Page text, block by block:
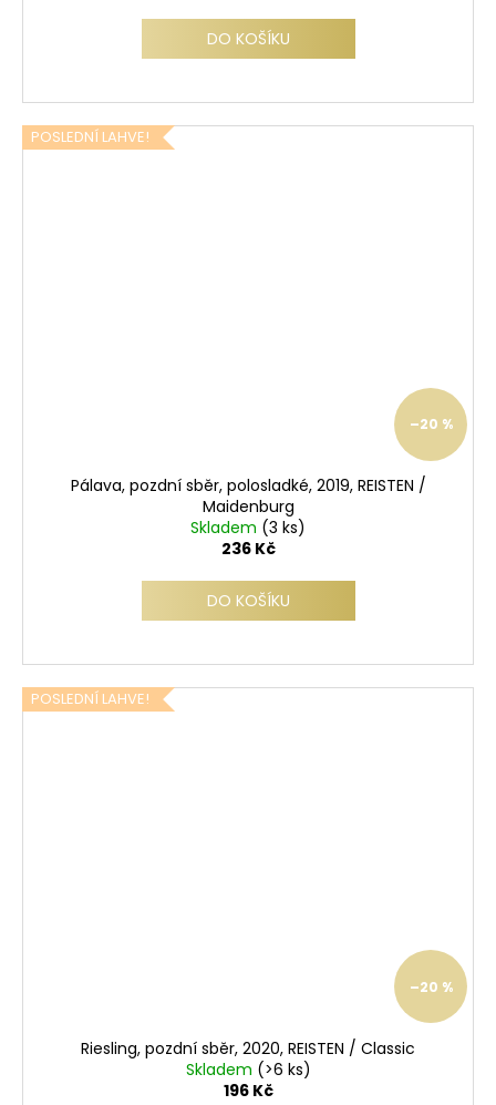
DO KOŠÍKU
POSLEDNÍ LAHVE!
–20 %
Pálava, pozdní sběr, polosladké, 2019, REISTEN /
Maidenburg
Skladem (3 ks)
236 Kč
DO KOŠÍKU
POSLEDNÍ LAHVE!
–20 %
Riesling, pozdní sběr, 2020, REISTEN / Classic
Skladem (>6 ks)
196 Kč